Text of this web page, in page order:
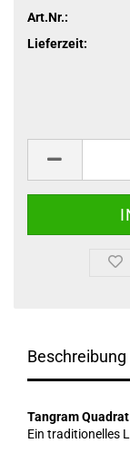
Art.Nr.:
Lieferzeit:
Beschreibung
Tangram Quadrat
Ein traditionelles